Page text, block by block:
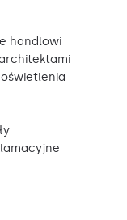
handlowi